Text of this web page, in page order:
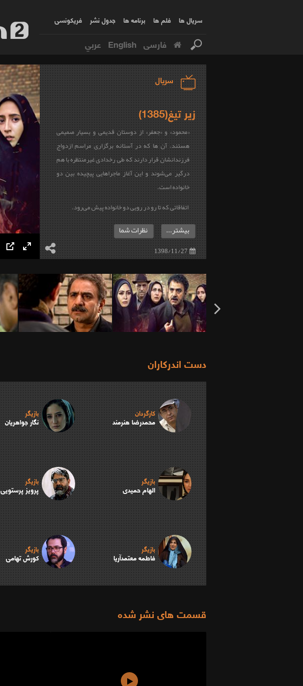
سریال ها فلم ها برنامه ها جدول نشر فریکونسی
فارسی English عربي
سریال
زیر تیغ(1385)
«محمود» و «جعفر» از دوستان قدیمی و بسیار صمیمی
هستند. آن ها که در آستانه برگزاری مراسم ازدواج
فرزندانشان قرار دارند که طی رخدادی غیرمنتظره با هم
درگیر می‌شوند و این آغاز ماجراهایی پیچیده بین دو
خانواده است.
اتفاقاتی که تا رو‌ در‌ رویی دو خانواده پیش می‌رود.
1398/11/27
بیشتر... نظرات شما
Enter
fullscreen
دست اندرکاران
کارگردان
محمدرضا هنرمند
بازیگر
نگار جواهریان
بازیگر
الهام حمیدی
بازیگر
پرویز پرستویی
بازیگر
فاطمه معتمدآریا
بازیگر
کورش تهامی
قسمت های نشر شده